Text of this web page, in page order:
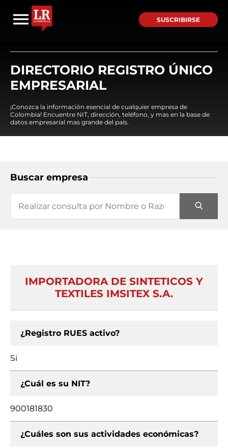
SUSCRIBIRSE
DIRECTORIO REGISTRO ÚNICO
EMPRESARIAL
¡Conozca la información esencial de cualquier empresa de
Colombia! Encuentre NIT, dirección, teléfono, y mas en la base de
datos empresarial mas grande del país.
Buscar empresa
IMPORTADORA DE SINTETICOS Y
TEXTILES IMSITEX S.A.
¿Registro RUES activo?
Si
¿Cuál es su NIT?
900181830
¿Cuáles son sus actividades económicas?